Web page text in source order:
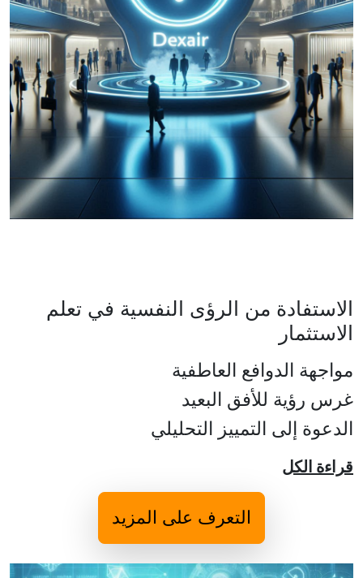
الاستفادة من الرؤى النفسية في تعلم
الاستثمار
مواجهة الدوافع العاطفية
غرس رؤية للأفق البعيد
الدعوة إلى التمييز التحليلي
قراءة الكل
التعرف على المزيد